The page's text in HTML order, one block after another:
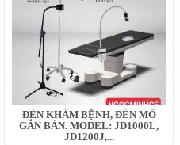
ĐÈN KHÁM BỆNH, ĐÈN MỔ
GẮN BÀN. MODEL: JD1000L,
JD1200J,...